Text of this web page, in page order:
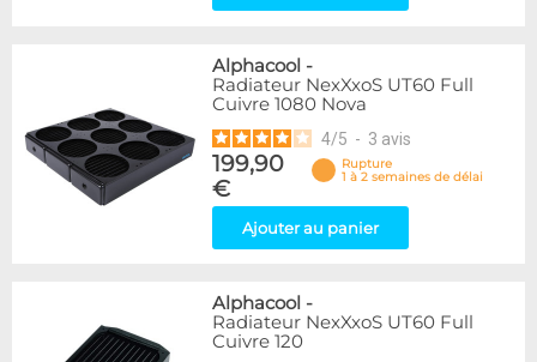
Alphacool -
Radiateur NexXxoS UT60 Full
Cuivre 1080 Nova
4/5 - 3 avis
199,90
€
Rupture
1 à 2 semaines de délai
Ajouter au panier
Alphacool -
Radiateur NexXxoS UT60 Full
Cuivre 120